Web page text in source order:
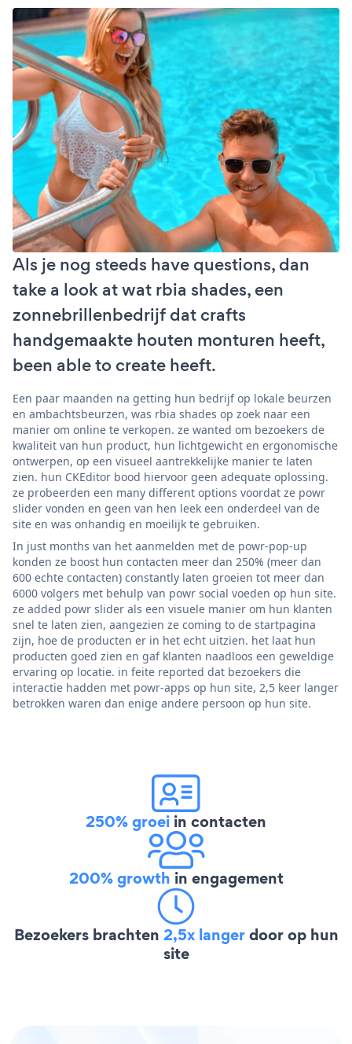
Als je nog steeds have questions, dan
take a look at wat rbia shades, een
zonnebrillenbedrijf dat crafts
handgemaakte houten monturen heeft,
been able to create heeft.
Een paar maanden na getting hun bedrijf op lokale beurzen
en ambachtsbeurzen, was rbia shades op zoek naar een
manier om online te verkopen. ze wanted om bezoekers de
kwaliteit van hun product, hun lichtgewicht en ergonomische
ontwerpen, op een visueel aantrekkelijke manier te laten
zien. hun CKEditor bood hiervoor geen adequate oplossing.
ze probeerden een many different options voordat ze powr
slider vonden en geen van hen leek een onderdeel van de
site en was onhandig en moeilijk te gebruiken.
In just months van het aanmelden met de powr-pop-up
konden ze boost hun contacten meer dan 250% (meer dan
600 echte contacten) constantly laten groeien tot meer dan
6000 volgers met behulp van powr social voeden op hun site.
ze added powr slider als een visuele manier om hun klanten
snel te laten zien, aangezien ze coming to de startpagina
zijn, hoe de producten er in het echt uitzien. het laat hun
producten goed zien en gaf klanten naadloos een geweldige
ervaring op locatie. in feite reported dat bezoekers die
interactie hadden met powr-apps op hun site, 2,5 keer langer
betrokken waren dan enige andere persoon op hun site.
250% groei in contacten
200% growth in engagement
Bezoekers brachten 2,5x langerdoor op hun
site